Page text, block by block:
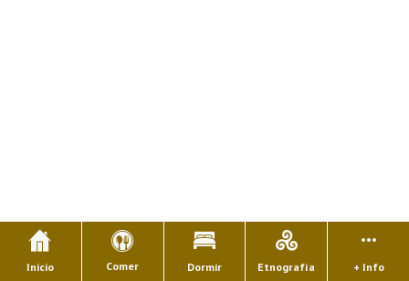
Inicio Comer Dormir Etnografía + Info